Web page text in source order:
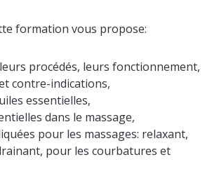
formation vous propose:
procédés, leurs fonctionnement,
contre-indications,
essentielles,
dans le massage,
pour les massages: relaxant,
pour les courbatures et